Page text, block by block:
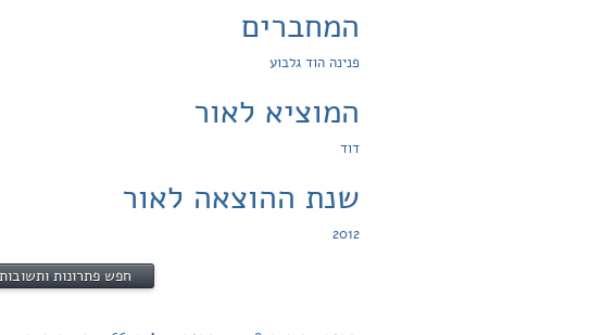
המחברים
פנינה הוד גלבוע
המוציא לאור
דוד
שנת ההוצאה לאור
2012
חפש פתרונות ותשובות